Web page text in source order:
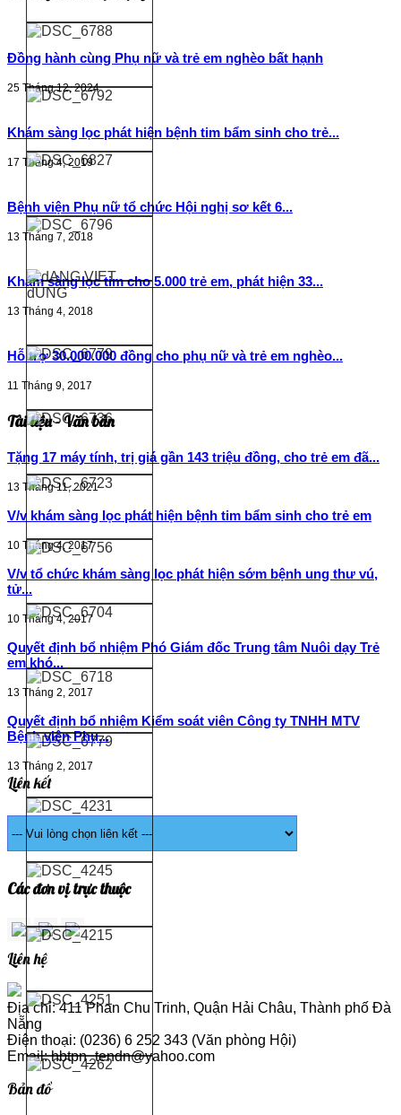
Đồng hành cùng Phụ nữ và trẻ em nghèo bất hạnh
25 Tháng 12, 2024
Khám sàng lọc phát hiện bệnh tim bẩm sinh cho trẻ...
17 Tháng 4, 2019
Bệnh viện Phụ nữ tổ chức Hội nghị sơ kết 6...
13 Tháng 7, 2018
Khám sàng lọc tim cho 5.000 trẻ em, phát hiện 33...
13 Tháng 4, 2018
Hỗ trợ 30.000.000 đồng cho phụ nữ và trẻ em nghèo...
11 Tháng 9, 2017
Tài liệu - Văn bản
Tặng 17 máy tính, trị giá gần 143 triệu đồng, cho trẻ em đã...
13 Tháng 11, 2021
V/v khám sàng lọc phát hiện bệnh tim bẩm sinh cho trẻ em
10 Tháng 4, 2017
V/v tổ chức khám sàng lọc phát hiện sớm bệnh ung thư vú,
tử...
10 Tháng 4, 2017
Quyết định bổ nhiệm Phó Giám đốc Trung tâm Nuôi dạy Trẻ
em khó...
13 Tháng 2, 2017
Quyết định bổ nhiệm Kiểm soát viên Công ty TNHH MTV
Bệnh viện Phụ...
13 Tháng 2, 2017
Liên kết
Các đơn vị trực thuộc
Liên hệ
Địa chỉ: 411 Phan Chu Trinh, Quận Hải Châu, Thành phố Đà
Nẵng
Điện thoại: (0236) 6 252 343 (Văn phòng Hội)
Email: hbtpn_tendn@yahoo.com
Bản đồ